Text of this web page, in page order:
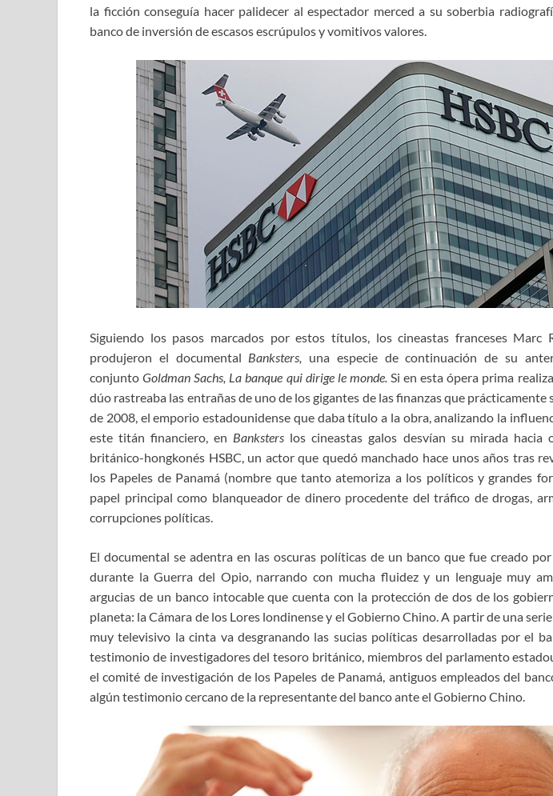
la ficción conseguía hacer palidecer al espectador merced a su soberbia
banco de inversión de escasos escrúpulos y vomitivos valores.
Siguiendo los pasos marcados por estos títulos, los cineastas franceses Marc
produjeron el documental Banksters, una especie de continuación de su
conjuntoGoldman Sachs, La banque qui dirige le monde.Si en esta ópera prima
dúo rastreaba las entrañas de uno de los gigantes de las finanzas que prácticamente
de 2008, el emporio estadounidense que daba título a la obra, analizando la
este titán financiero, en Banksters los cineastas galos desvían su mirada hacia
británico-hongkonés HSBC, un actor que quedó manchado hace unos años tras
los Papeles de Panamá (nombre que tanto atemoriza a los políticos y grandes
papel principal como blanqueador de dinero procedente del tráfico de drogas,
corrupciones políticas.
El documental se adentra en las oscuras políticas de un banco que fue creado
durante la Guerra del Opio, narrando con mucha fluidez y un lenguaje muy
argucias de un banco intocable que cuenta con la protección de dos de los
planeta: la Cámara de los Lores londinense y el Gobierno Chino. A partir de una
muy televisivo la cinta va desgranando las sucias políticas desarrolladas por el
testimonio de investigadores del tesoro británico, miembros del parlamento
el comité de investigación de los Papeles de Panamá, antiguos empleados del
algún testimonio cercano de la representante del banco ante el Gobierno Chino.